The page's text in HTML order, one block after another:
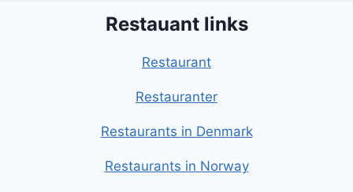
Restauant links
Restaurant
Restauranter
Restaurants in Denmark
Restaurants in Norway